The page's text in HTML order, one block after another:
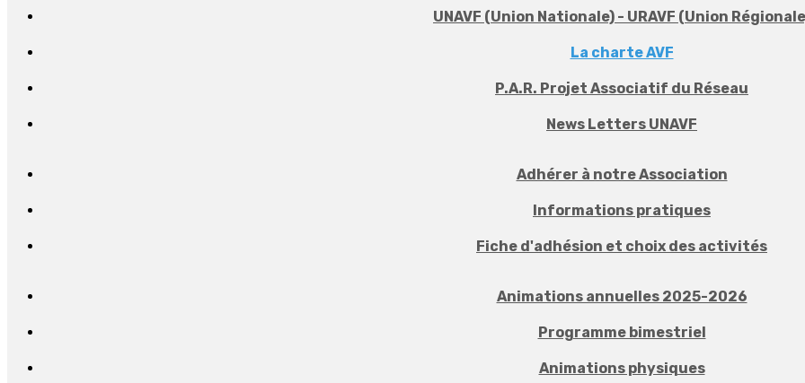
UNAVF (Union Nationale) - URAVF (Union
La charte AVF
P.A.R. Projet Associatif du Réseau
News Letters UNAVF
Adhérer à notre Association
Informations pratiques
Fiche d'adhésion et choix des activités
Animations annuelles 2025-2026
Programme bimestriel
Animations physiques